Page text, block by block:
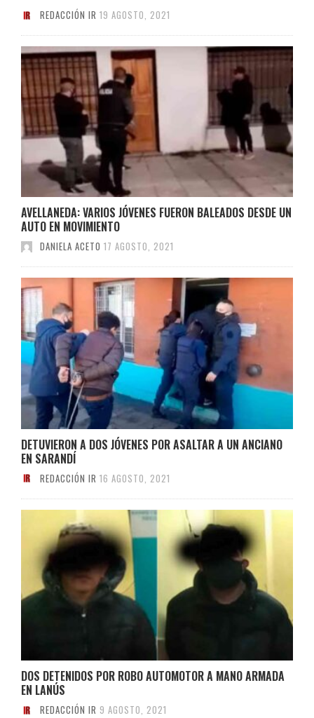
REDACCIÓN IR 19 AGOSTO, 2021
AVELLANEDA: VARIOS JÓVENES FUERON BALEADOS DESDE UN
AUTO EN MOVIMIENTO
DANIELA ACETO 17 AGOSTO, 2021
DETUVIERON A DOS JÓVENES POR ASALTAR A UN ANCIANO
EN SARANDÍ
REDACCIÓN IR 16 AGOSTO, 2021
DOS DETENIDOS POR ROBO AUTOMOTOR A MANO ARMADA
EN LANÚS
REDACCIÓN IR 9 AGOSTO, 2021